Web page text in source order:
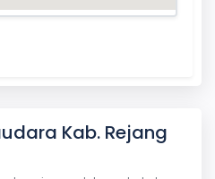
Kab. Rejang